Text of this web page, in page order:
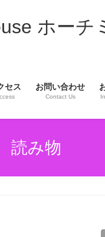
ホー
セス お問い合わせ
Contact Us
読み物